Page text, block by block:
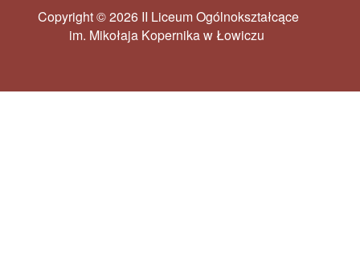
Copyright © 2026 II Liceum Ogólnokształcące
im. Mikołaja Kopernika w Łowiczu